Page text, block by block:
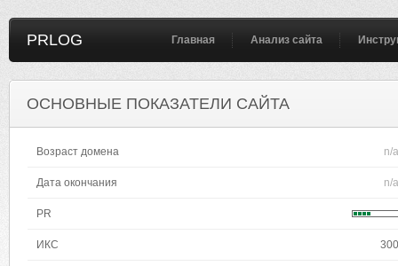
PRLOG Главная Анализ сайта
ОСНОВНЫЕ ПОКАЗАТЕЛИ САЙТА
Возраст домена n/a
Дата окончания n/a
PR
ИКС 300